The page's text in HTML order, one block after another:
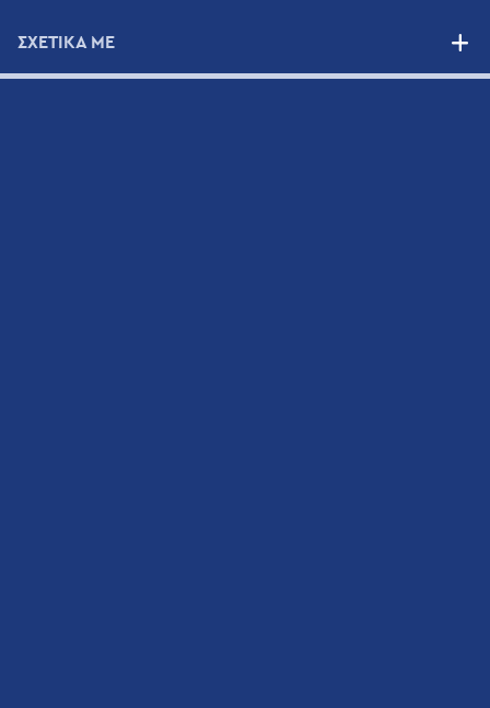
Newsletter
Εγγραφείτε στην Mailing List της Hellamco και
ΣΧΕΤΙΚΑ ΜΕ